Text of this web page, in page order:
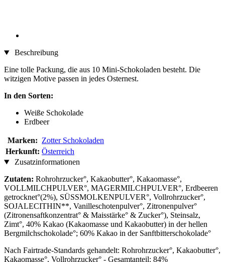
Beschreibung
Eine tolle Packung, die aus 10 Mini-Schokoladen besteht. Die
witzigen Motive passen in jedes Osternest.
In den Sorten:
Weiße Schokolade
Erdbeer
Marken: Zotter Schokoladen
Herkunft: Österreich
Zusatzinformationen
Zutaten: Rohrohrzucker°, Kakaobutter°, Kakaomasse°,
VOLLMILCHPULVER°, MAGERMILCHPULVER°, Erdbeeren
getrocknet°(2%), SÜSSMOLKENPULVER°, Vollrohrzucker°,
SOJALECITHIN**, Vanilleschotenpulver°, Zitronenpulver°
(Zitronensaftkonzentrat° & Maisstärke° & Zucker°), Steinsalz,
Zimt°, 40% Kakao (Kakaomasse und Kakaobutter) in der hellen
Bergmilchschokolade°; 60% Kakao in der Sanftbitterschokolade°
Nach Fairtrade-Standards gehandelt: Rohrohrzucker°, Kakaobutter°,
Kakaomasse°, Vollrohrzucker° - Gesamtanteil: 84%